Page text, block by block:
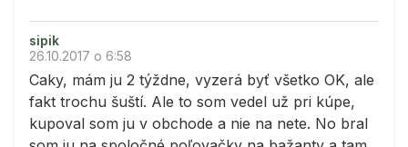
sipik
26.10.2017 o 6:58
Caky, mám ju 2 týždne, vyzerá byť všetko OK, ale
fakt trochu šuští. Ale to som vedel už pri kúpe,
kupoval som ju v obchode a nie na nete. No bral